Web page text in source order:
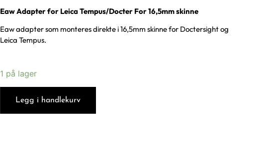
Eaw Adapter for Leica Tempus/Docter For 16,5mm skinne
Eaw adapter som monteres direkte i 16,5mm skinne for Doctersight og
Leica Tempus.
1 på lager
Legg i handlekurv